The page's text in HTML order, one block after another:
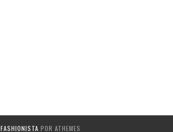
FASHIONISTA POR ATHEMES